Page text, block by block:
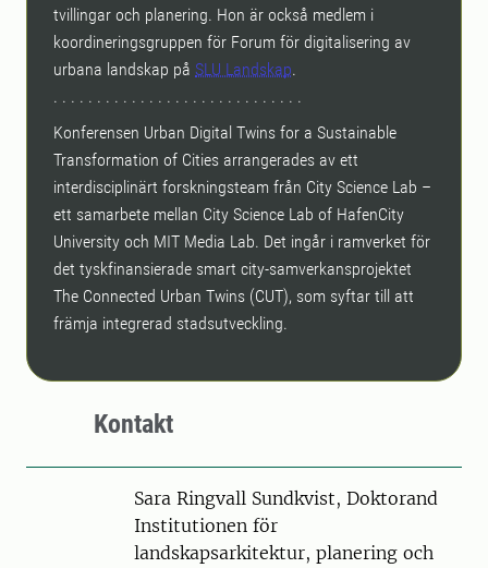
tvillingar och planering. Hon är också medlem i
koordineringsgruppen för Forum för digitalisering av
urbana landskap på SLU Landskap.
. . . . . . . . . . . . . . . . . . . . . . . . . . . . .
Konferensen Urban Digital Twins for a Sustainable
Transformation of Cities arrangerades av ett
interdisciplinärt forskningsteam från City Science Lab –
ett samarbete mellan City Science Lab of HafenCity
University och MIT Media Lab. Det ingår i ramverket för
det tyskfinansierade smart city-samverkansprojektet
The Connected Urban Twins (CUT), som syftar till att
främja integrerad stadsutveckling.
Kontakt
PersonSara Ringvall Sundkvist, Doktorand
Institutionen för
landskapsarkitektur, planering och